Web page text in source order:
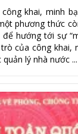
khai, minh
phương thức
hướng tới sự
của công khai,
lý nhà nước ...